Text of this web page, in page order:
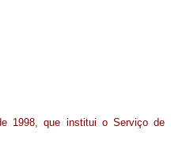
1998, que institui o Serviço de